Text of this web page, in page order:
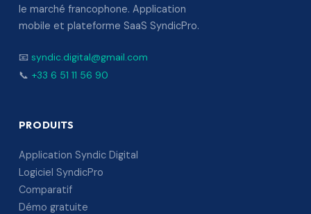
le marché francophone. Application
mobile et plateforme SaaS SyndicPro.
📧 syndic.digital@gmail.com
📞 +33 6 51 11 56 90
PRODUITS
Application Syndic Digital
Logiciel SyndicPro
Comparatif
Démo gratuite